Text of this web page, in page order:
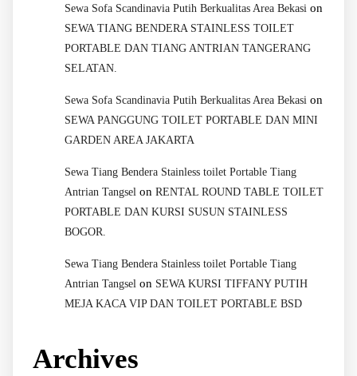
Sewa Sofa Scandinavia Putih Berkualitas Area Bekasi on
SEWA TIANG BENDERA STAINLESS TOILET
PORTABLE DAN TIANG ANTRIAN TANGERANG
SELATAN.
Sewa Sofa Scandinavia Putih Berkualitas Area Bekasi on
SEWA PANGGUNG TOILET PORTABLE DAN MINI
GARDEN AREA JAKARTA
Sewa Tiang Bendera Stainless toilet Portable Tiang
Antrian Tangsel on RENTAL ROUND TABLE TOILET
PORTABLE DAN KURSI SUSUN STAINLESS
BOGOR.
Sewa Tiang Bendera Stainless toilet Portable Tiang
Antrian Tangsel on SEWA KURSI TIFFANY PUTIH
MEJA KACA VIP DAN TOILET PORTABLE BSD
Archives